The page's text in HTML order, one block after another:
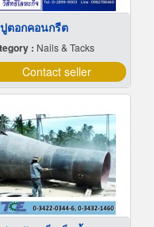
ตอกคอนกรีต
: Nails & Tacks
Contact seller